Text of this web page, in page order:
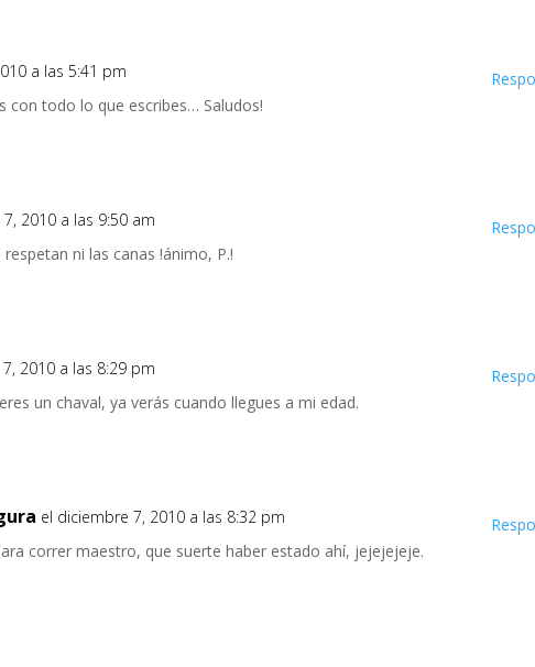
a las 5:41 pm
con todo lo que escribes… Saludos!
2010 a las 9:50 am
ni las canas !ánimo, P.!
2010 a las 8:29 pm
un chaval, ya verás cuando llegues a mi edad.
el diciembre 7, 2010 a las 8:32 pm
correr maestro, que suerte haber estado ahí, jejejejeje.